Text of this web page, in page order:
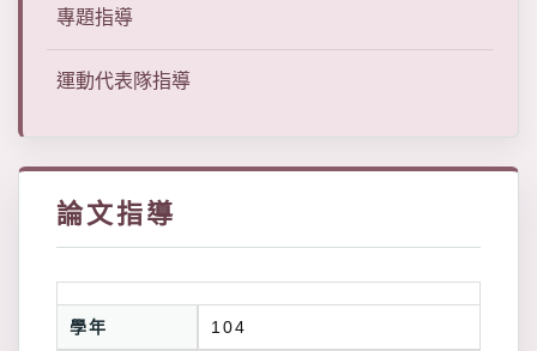
專題指導
運動代表隊指導
論文指導
學年 104